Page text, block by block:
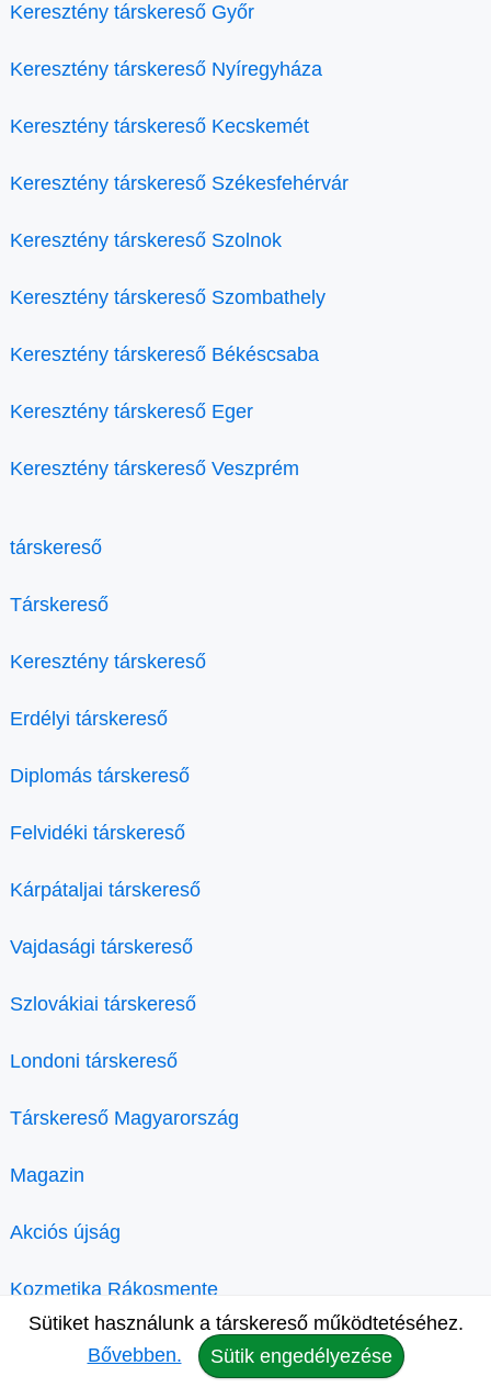
Keresztény társkereső Győr
Keresztény társkereső Nyíregyháza
Keresztény társkereső Kecskemét
Keresztény társkereső Székesfehérvár
Keresztény társkereső Szolnok
Keresztény társkereső Szombathely
Keresztény társkereső Békéscsaba
Keresztény társkereső Eger
Keresztény társkereső Veszprém
társkereső
Társkereső
Keresztény társkereső
Erdélyi társkereső
Diplomás társkereső
Felvidéki társkereső
Kárpátaljai társkereső
Vajdasági társkereső
Szlovákiai társkereső
Londoni társkereső
Társkereső Magyarország
Magazin
Akciós újság
Kozmetika Rákosmente
Sütiket használunk a társkereső működtetéséhez.
Bővebben.
Sütik engedélyezése